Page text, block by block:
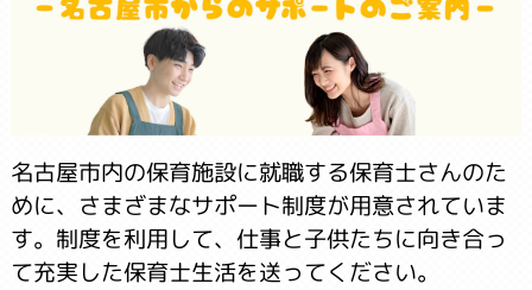
名古屋市内の保育施設に就職する保育士さんのた
めに、さまざまなサポート制度が用意されていま
す。制度を利用して、仕事と子供たちに向き合っ
て充実した保育士生活を送ってください。